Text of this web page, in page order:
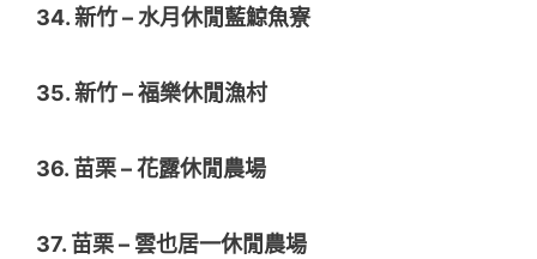
34. 新竹 – 水月休閒藍鯨魚寮
35. 新竹 – 福樂休閒漁村
36. 苗栗 – 花露休閒農場
37. 苗栗 – 雲也居一休閒農場